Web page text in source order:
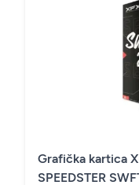
Grafička kartica
SPEEDSTER